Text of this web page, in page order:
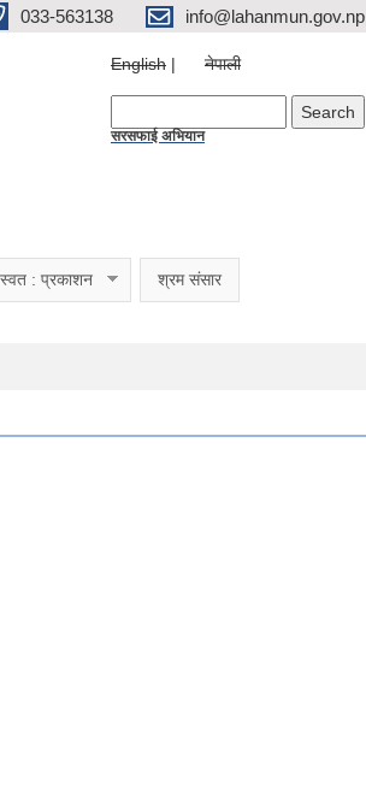
033-563138 info@lahanmun.gov.np
English नेपाली
सरसफाई अभियान
स्वत : प्रकाशन श्रम संसार